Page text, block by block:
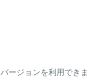
バージョンを利用できま